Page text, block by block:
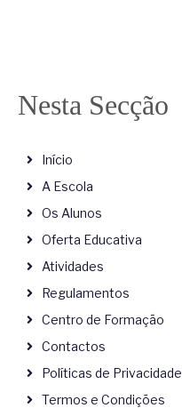
Nesta Secção
Início
A Escola
Os Alunos
Oferta Educativa
Atividades
Regulamentos
Centro de Formação
Contactos
Políticas de Privacidade
Termos e Condições